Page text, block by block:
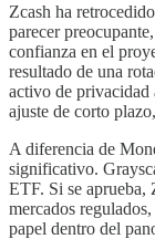
Zcash ha
parecer
confianza en el
resultado de una
activo de privacidad
ajuste de corto
A diferencia de
significativo.
ETF. Si se
mercados
papel dentro del